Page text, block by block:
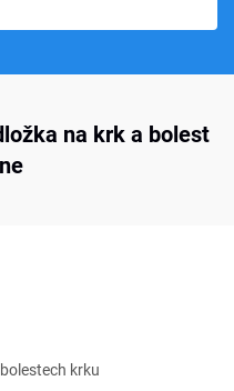
na krk a bolest
krku